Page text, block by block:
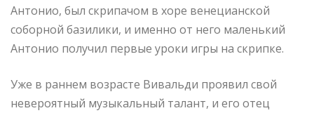
Антонио, был скрипачом в хоре венецианской
соборной базилики, и именно от него маленький
Антонио получил первые уроки игры на скрипке.
Уже в раннем возрасте Вивальди проявил свой
невероятный музыкальный талант, и его отец